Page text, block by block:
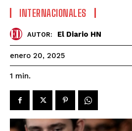
INTERNACIONALES
AUTOR: El Diario HN
enero 20, 2025
1 min.